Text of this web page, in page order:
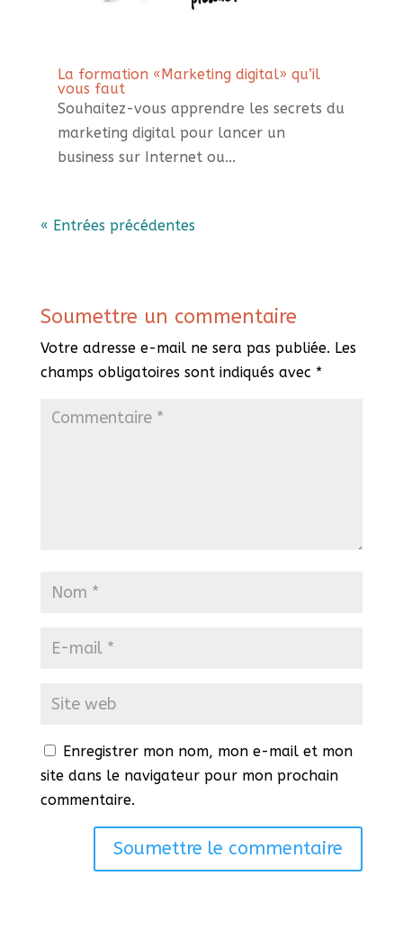
La formation «Marketing digital» qu’il
vous faut
Souhaitez-vous apprendre les secrets du
marketing digital pour lancer un
business sur Internet ou...
« Entrées précédentes
Soumettre un commentaire
Votre adresse e-mail ne sera pas publiée. Les
champs obligatoires sont indiqués avec *
Enregistrer mon nom, mon e-mail et mon
site dans le navigateur pour mon prochain
commentaire.
Soumettre le commentaire